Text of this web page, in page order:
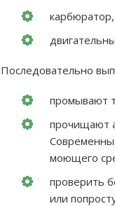
карбюратор,
Последовательно
промывают
прочищают
моющего
проверить
или